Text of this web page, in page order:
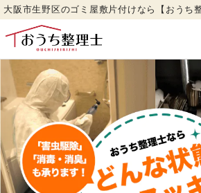
大阪市生野区のゴミ屋敷片付けなら【おうち